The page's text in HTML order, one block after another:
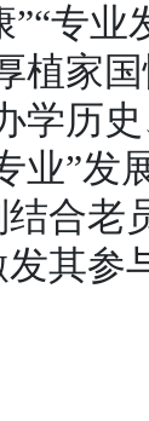
专业
植家
学历
业”发
合老
其参